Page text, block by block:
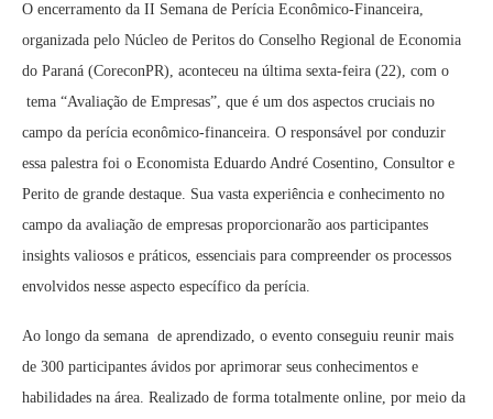
O encerramento da II Semana de Perícia Econômico-Financeira,
organizada pelo Núcleo de Peritos do Conselho Regional de Economia
do Paraná (CoreconPR), aconteceu na última sexta-feira (22), com o
tema “Avaliação de Empresas”, que é um dos aspectos cruciais no
campo da perícia econômico-financeira. O responsável por conduzir
essa palestra foi o Economista Eduardo André Cosentino, Consultor e
Perito de grande destaque. Sua vasta experiência e conhecimento no
campo da avaliação de empresas proporcionarão aos participantes
insights valiosos e práticos, essenciais para compreender os processos
envolvidos nesse aspecto específico da perícia.
Ao longo da semana de aprendizado, o evento conseguiu reunir mais
de 300 participantes ávidos por aprimorar seus conhecimentos e
habilidades na área. Realizado de forma totalmente online, por meio da